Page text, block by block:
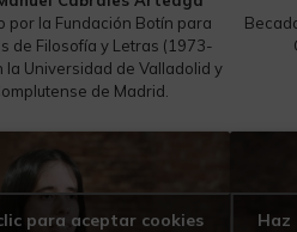
por la Fundación Botín para
de Filosofía y Letras (1973-
la Universidad de Valladolid y
de Madrid.
para aceptar cookies
Haz